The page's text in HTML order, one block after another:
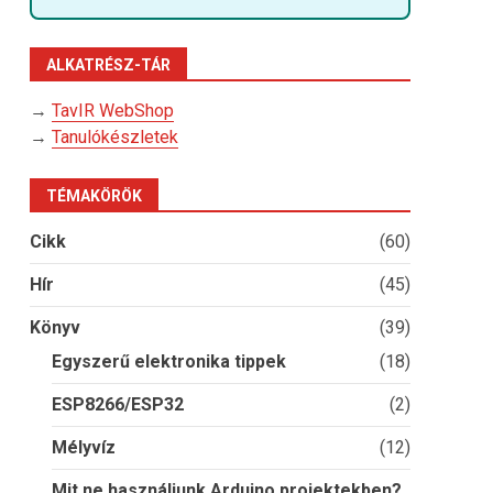
ALKATRÉSZ-TÁR
→TavIR WebShop
→Tanulókészletek
TÉMAKÖRÖK
Cikk (60)
Hír (45)
Könyv
(39)
Egyszerű elektronika tippek
(18)
ESP8266/ESP32 (2)
Mélyvíz (12)